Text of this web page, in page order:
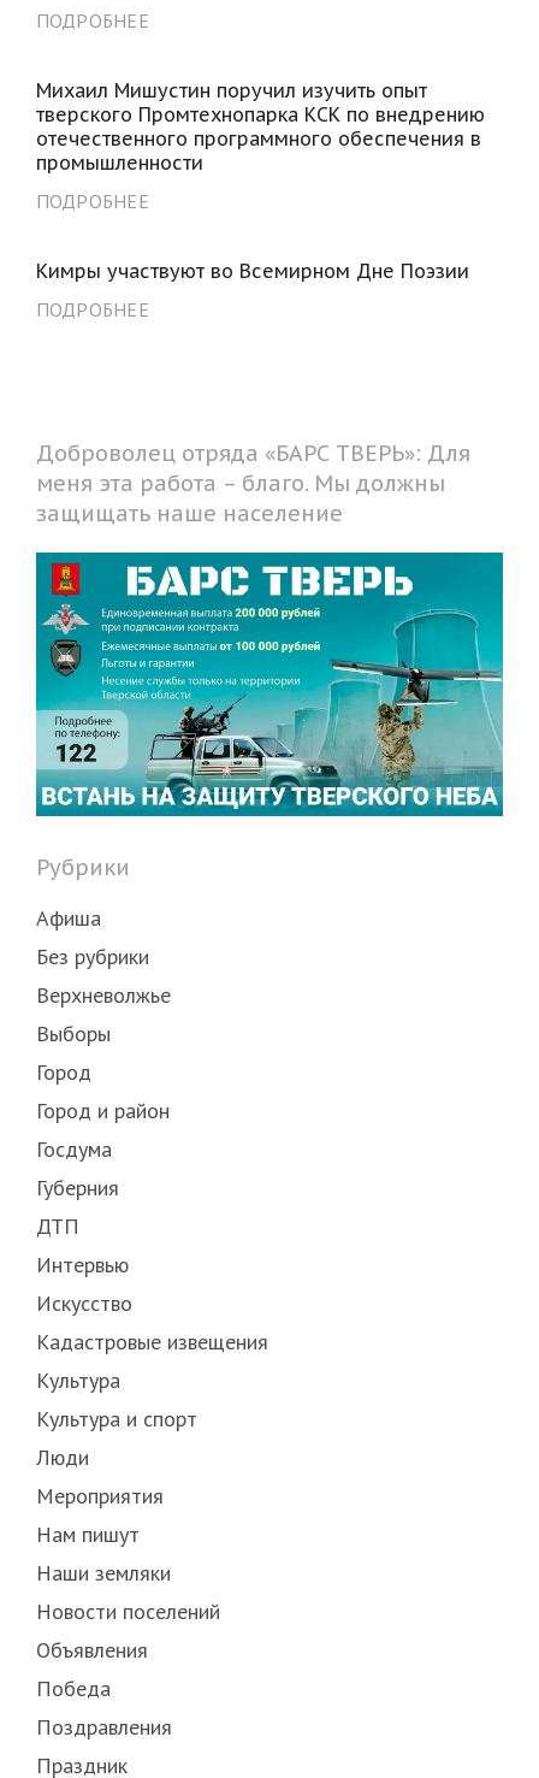
ПОДРОБНЕЕ
Михаил Мишустин поручил изучить опыт
тверского Промтехнопарка КСК по внедрению
отечественного программного обеспечения в
промышленности
ПОДРОБНЕЕ
Кимры участвуют во Всемирном Дне Поэзии
ПОДРОБНЕЕ
Доброволец отряда «БАРС ТВЕРЬ»: Для
меня эта работа – благо. Мы должны
защищать наше население
Рубрики
Афиша
Без рубрики
Верхневолжье
Выборы
Город
Город и район
Госдума
Губерния
ДТП
Интервью
Искусство
Кадастровые извещения
Культура
Культура и спорт
Люди
Мероприятия
Нам пишут
Наши земляки
Новости поселений
Объявления
Победа
Поздравления
Праздник